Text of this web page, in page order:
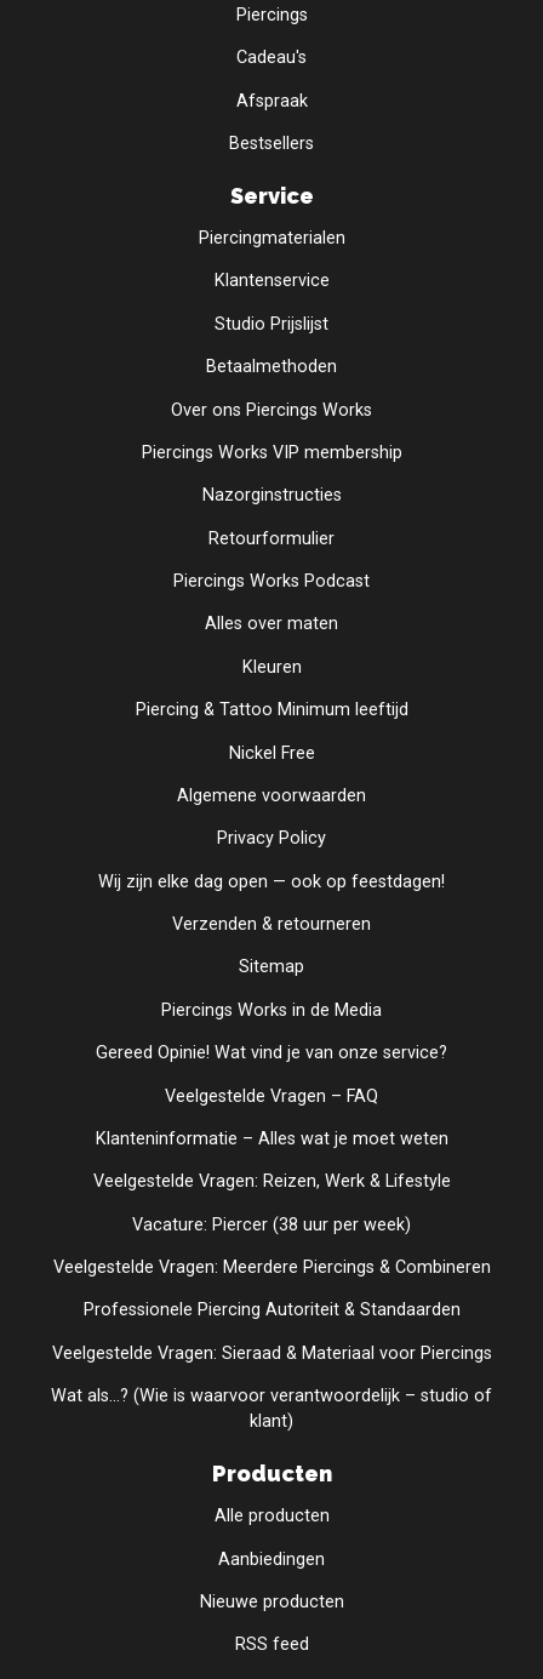
Piercings
Cadeau's
Afspraak
Bestsellers
Service
Piercingmaterialen
Klantenservice
Studio Prijslijst
Betaalmethoden
Over ons Piercings Works
Piercings Works VIP membership
Nazorginstructies
Retourformulier
Piercings Works Podcast
Alles over maten
Kleuren
Piercing & Tattoo Minimum leeftijd
Nickel Free
Algemene voorwaarden
Privacy Policy
Wij zijn elke dag open — ook op feestdagen!
Verzenden & retourneren
Sitemap
Piercings Works in de Media
Gereed Opinie! Wat vind je van onze service?
Veelgestelde Vragen – FAQ
Klanteninformatie – Alles wat je moet weten
Veelgestelde Vragen: Reizen, Werk & Lifestyle
Vacature: Piercer (38 uur per week)
Veelgestelde Vragen: Meerdere Piercings & Combineren
Professionele Piercing Autoriteit & Standaarden
Veelgestelde Vragen: Sieraad & Materiaal voor Piercings
Wat als...? (Wie is waarvoor verantwoordelijk – studio of
klant)
Producten
Alle producten
Aanbiedingen
Nieuwe producten
RSS feed